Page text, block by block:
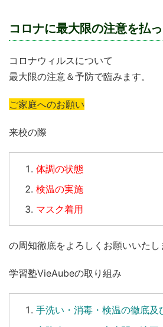
コロナに最大限の注意を払っ
コロナウィルスについて
最大限の注意＆予防で臨みます。
ご家庭へのお願い
来校の際
体調の状態
検温の実施
マスク着用
の周知徹底をよろしくお願いいたし
学習塾VieAubeの取り組み
手洗い ・ 消毒 ・ 検温の徹底及